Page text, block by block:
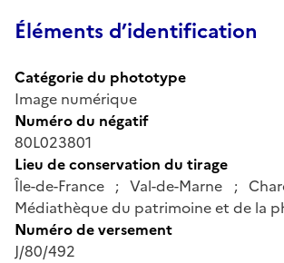
Éléments d’identification
Catégorie du phototype
Image numérique
Numéro du négatif
80L023801
Lieu de conservation du tirage
Île-de-France ; Val-de-Marne ;
Médiathèque du patrimoine et de la
Numéro de versement
J/80/492